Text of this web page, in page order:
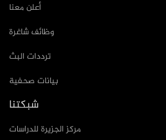
أعلن معنا
وظائف شاغرة
ترددات البث
بيانات صحفية
شبكتنا
مركز الجزيرة للدراسات